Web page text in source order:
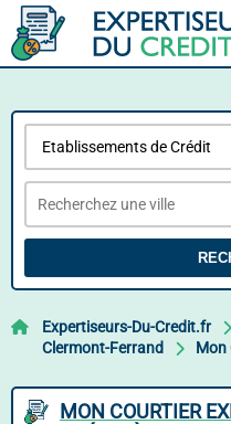
Expertiseurs-Du-Credit.fr
Clermont-Ferrand
Mon
MON COURTIER